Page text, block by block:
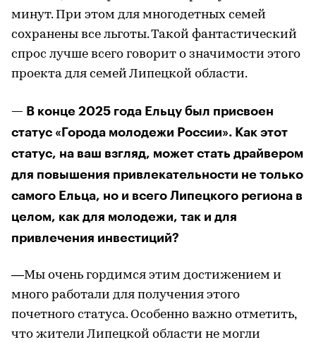
минут. При этом для многодетных семей
сохранены все льготы. Такой фантастический
спрос лучше всего говорит о значимости этого
проекта для семей Липецкой области.
— В конце 2025 года Ельцу был присвоен
статус «Города молодежи России». Как этот
статус, на ваш взгляд, может стать драйвером
для повышения привлекательности не только
самого Ельца, но и всего Липецкого региона в
целом, как для молодежи, так и для
привлечения инвестиций?
—Мы очень гордимся этим достижением и
много работали для получения этого
почетного статуса. Особенно важно отметить,
что жители Липецкой области не могли